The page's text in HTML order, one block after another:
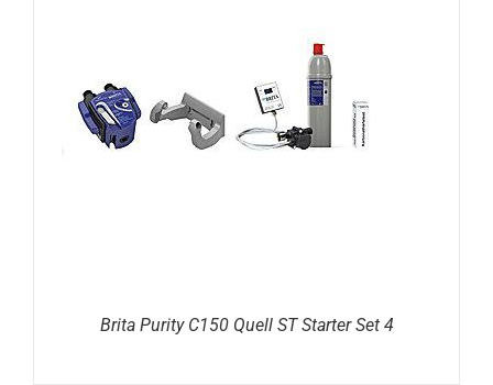
DETAILS
Brita Purity C150 Quell ST Starter Set 4